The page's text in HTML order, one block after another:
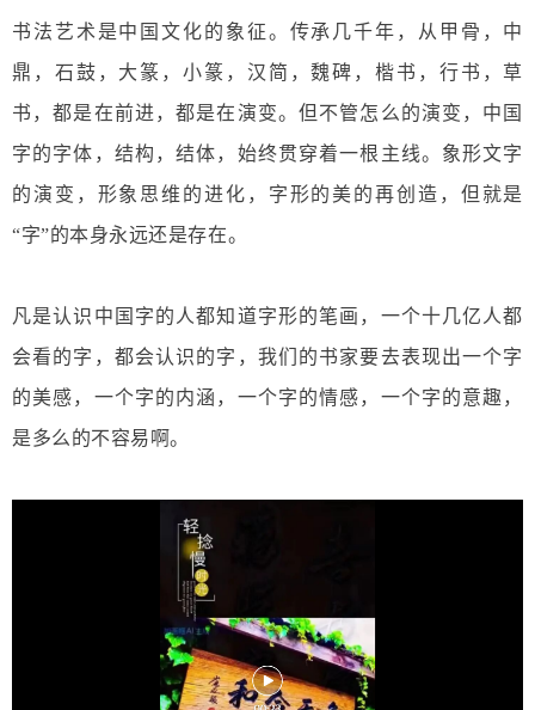
书法艺术是中国文化的象征。传承几千年，从甲骨，中
鼎，石鼓，大篆，小篆，汉简，魏碑，楷书，行书，草
书，都是在前进，都是在演变。但不管怎么的演变，中国
字的字体，结构，结体，始终贯穿着一根主线。象形文字
的演变，形象思维的进化，字形的美的再创造，但就是
“字”的本身永远还是存在。
凡是认识中国字的人都知道字形的笔画，一个十几亿人都
会看的字，都会认识的字，我们的书家要去表现出一个字
的美感，一个字的内涵，一个字的情感，一个字的意趣，
是多么的不容易啊。